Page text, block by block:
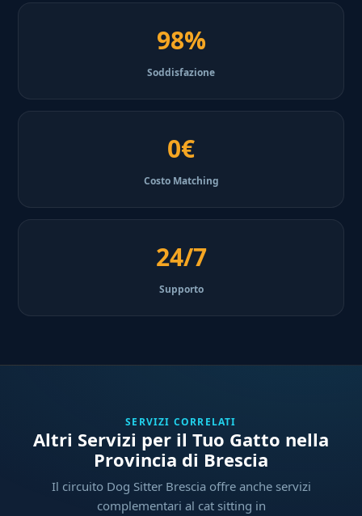
98%
Soddisfazione
0€
Costo Matching
24/7
Supporto
SERVIZI CORRELATI
Altri Servizi per il Tuo Gatto nella
Provincia di Brescia
Il circuito Dog Sitter Brescia offre anche servizi
complementari al cat sitting in